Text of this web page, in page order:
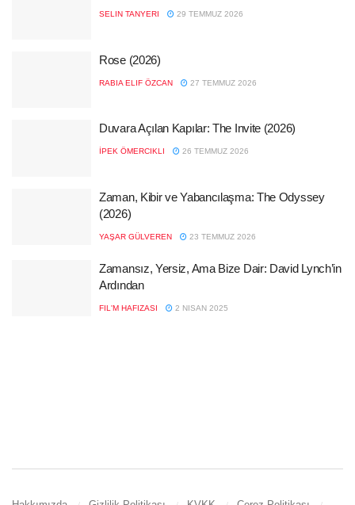
SELIN TANYERI 29 TEMMUZ 2026
Rose (2026)
RABIA ELIF ÖZCAN 27 TEMMUZ 2026
Duvara Açılan Kapılar: The Invite (2026)
İPEK ÖMERCIKLI 26 TEMMUZ 2026
Zaman, Kibir ve Yabancılaşma: The Odyssey
(2026)
YAŞAR GÜLVEREN 23 TEMMUZ 2026
Zamansız, Yersiz, Ama Bize Dair: David Lynch’in
Ardından
FIL'M HAFIZASI 2 NISAN 2025